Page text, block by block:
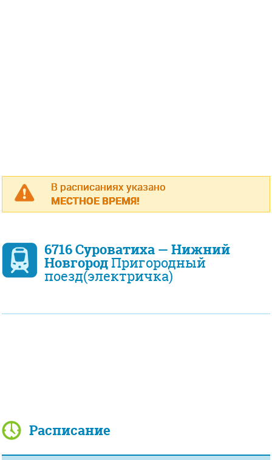
В расписаниях указано
МЕСТНОЕ ВРЕМЯ!
6716 Суроватиха — Нижний
НовгородПригородный
поезд(электричка)
Расписание